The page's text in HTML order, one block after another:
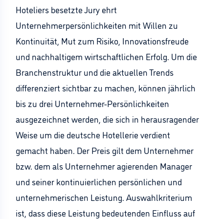
Hoteliers besetzte Jury ehrt
Unternehmerpersönlichkeiten mit Willen zu
Kontinuität, Mut zum Risiko, Innovationsfreude
und nachhaltigem wirtschaftlichen Erfolg. Um die
Branchenstruktur und die aktuellen Trends
differenziert sichtbar zu machen, können jährlich
bis zu drei Unternehmer-Persönlichkeiten
ausgezeichnet werden, die sich in herausragender
Weise um die deutsche Hotellerie verdient
gemacht haben. Der Preis gilt dem Unternehmer
bzw. dem als Unternehmer agierenden Manager
und seiner kontinuierlichen persönlichen und
unternehmerischen Leistung. Auswahlkriterium
ist, dass diese Leistung bedeutenden Einfluss auf